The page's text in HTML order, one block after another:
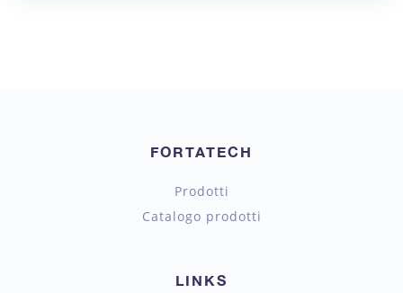
FORTATECH
Prodotti
Catalogo prodotti
LINKS